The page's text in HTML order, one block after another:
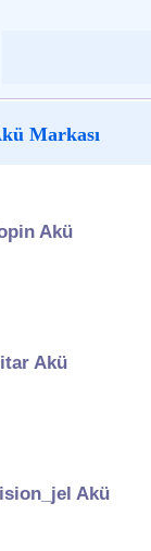
Markası
Akü
Akü
Akü